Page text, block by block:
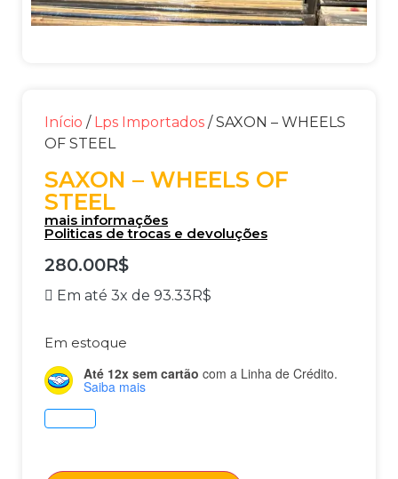
Início / Lps Importados / SAXON – WHEELS
OF STEEL
SAXON – WHEELS OF
STEEL
mais informações
Politicas de trocas e devoluções
280.00R$
Em até 3x de 93.33R$
Em estoque
Até 12x sem cartão com a Linha de Crédito.
Saiba mais